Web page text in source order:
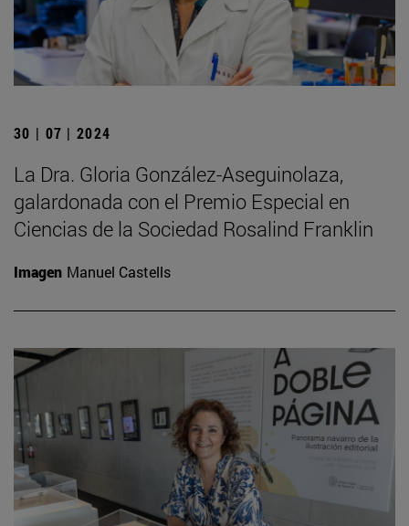
30 | 07 | 2024
La Dra. Gloria González-Aseguinolaza,
galardonada con el Premio Especial en
Ciencias de la Sociedad Rosalind Franklin
Imagen Manuel Castells